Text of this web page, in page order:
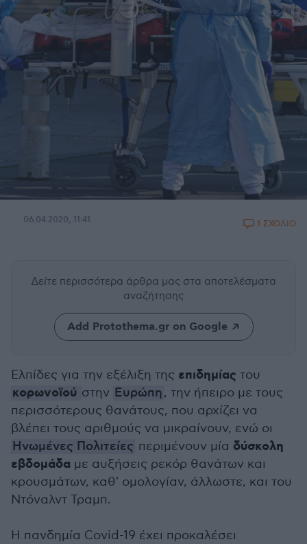
06.04.2020, 11:41 1 ΣΧΟΛΙΟ
Δείτε περισσότερα άρθρα μας στα αποτελέσματα
αναζήτησης
Add Protothema.gr on Google
Ελπίδες για την εξέλιξη της επιδημίας του
κορωνοϊού στην Ευρώπη, την ήπειρο με τους
περισσότερους θανάτους, που αρχίζει να
βλέπει τους αριθμούς να μικραίνουν, ενώ οι
Ηνωμένες Πολιτείες περιμένουν μία δύσκολη
εβδομάδα με αυξήσεις ρεκόρ θανάτων και
κρουσμάτων, καθ' ομολογίαν, άλλωστε, και του
Ντόναλντ Τραμπ.
Η πανδημία Covid-19 έχει προκαλέσει